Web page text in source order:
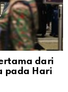
dari
pada Hari